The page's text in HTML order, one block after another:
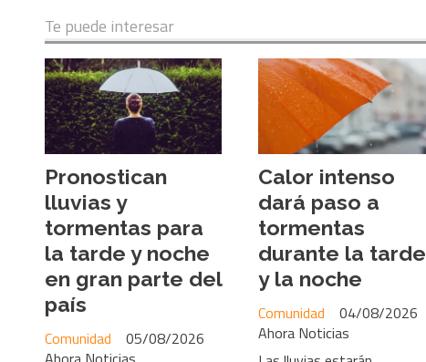
Te puede interesar
Pronostican
lluvias y
tormentas para
la tarde y noche
en gran parte del
país
Comunidad 05/08/2026
Calor intenso
dará paso a
tormentas
durante la tarde
y la noche
Ahora Noticias
Comunidad 04/08/2026